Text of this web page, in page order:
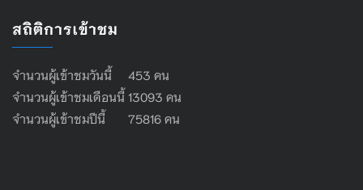
สถิติการเข้าชม
จำนวนผู้เข้าชมวันนี้ 453 คน
จำนวนผู้เข้าชมเดือนนี้ 13093 คน
จำนวนผู้เข้าชมปีนี้ 75816 คน